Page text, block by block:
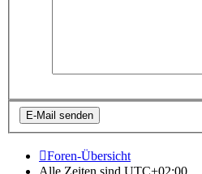
Foren-Übersicht
Alle Zeiten sind UTC+02:00